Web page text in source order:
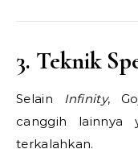
3. Teknik
Selain Infinity,
canggih lainnya
terkalahkan.